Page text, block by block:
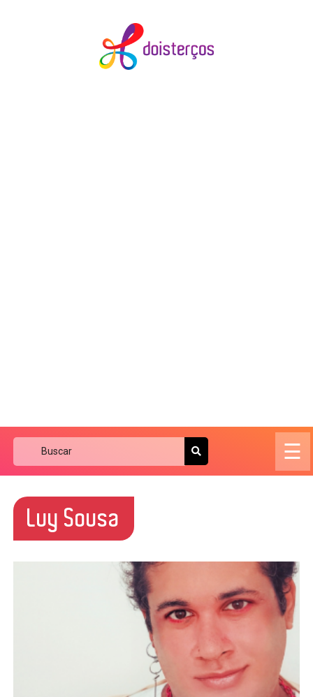
☰
Luy Sousa